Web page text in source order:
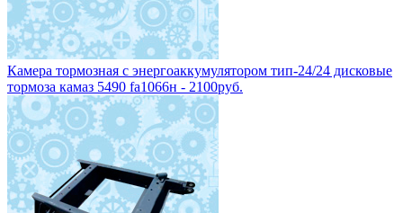
Камера тормозная с энергоаккумулятором тип-24/24 дисковые
тормоза камаз 5490 fa1066н - 2100руб.